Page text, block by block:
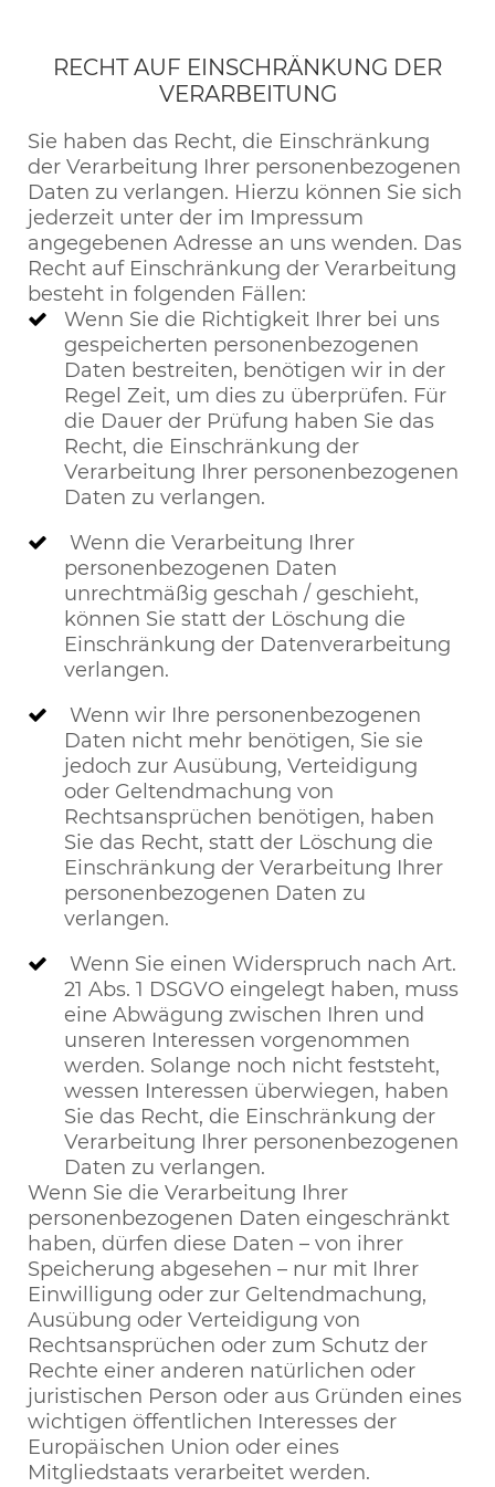
RECHT AUF EINSCHRÄNKUNG DER
VERARBEITUNG
Sie haben das Recht, die Einschränkung
der Verarbeitung Ihrer personenbezogenen
Daten zu verlangen. Hierzu können Sie sich
jederzeit unter der im Impressum
angegebenen Adresse an uns wenden. Das
Recht auf Einschränkung der Verarbeitung
besteht in folgenden Fällen:
Wenn Sie die Richtigkeit Ihrer bei uns
gespeicherten personenbezogenen
Daten bestreiten, benötigen wir in der
Regel Zeit, um dies zu überprüfen. Für
die Dauer der Prüfung haben Sie das
Recht, die Einschränkung der
Verarbeitung Ihrer personenbezogenen
Daten zu verlangen.
Wenn die Verarbeitung Ihrer
personenbezogenen Daten
unrechtmäßig geschah / geschieht,
können Sie statt der Löschung die
Einschränkung der Datenverarbeitung
verlangen.
Wenn wir Ihre personenbezogenen
Daten nicht mehr benötigen, Sie sie
jedoch zur Ausübung, Verteidigung
oder Geltendmachung von
Rechtsansprüchen benötigen, haben
Sie das Recht, statt der Löschung die
Einschränkung der Verarbeitung Ihrer
personenbezogenen Daten zu
verlangen.
Wenn Sie einen Widerspruch nach Art.
21 Abs. 1 DSGVO eingelegt haben, muss
eine Abwägung zwischen Ihren und
unseren Interessen vorgenommen
werden. Solange noch nicht feststeht,
wessen Interessen überwiegen, haben
Sie das Recht, die Einschränkung der
Verarbeitung Ihrer personenbezogenen
Daten zu verlangen.
Wenn Sie die Verarbeitung Ihrer
personenbezogenen Daten eingeschränkt
haben, dürfen diese Daten – von ihrer
Speicherung abgesehen – nur mit Ihrer
Einwilligung oder zur Geltendmachung,
Ausübung oder Verteidigung von
Rechtsansprüchen oder zum Schutz der
Rechte einer anderen natürlichen oder
juristischen Person oder aus Gründen eines
wichtigen öffentlichen Interesses der
Europäischen Union oder eines
Mitgliedstaats verarbeitet werden.